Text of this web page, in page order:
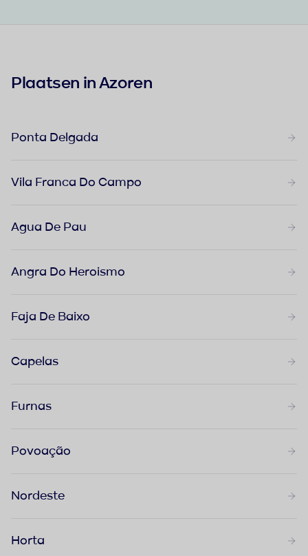
Plaatsen in Azoren
Ponta Delgada
Vila Franca Do Campo
Agua De Pau
Angra Do Heroismo
Faja De Baixo
Capelas
Furnas
Povoação
Nordeste
Horta